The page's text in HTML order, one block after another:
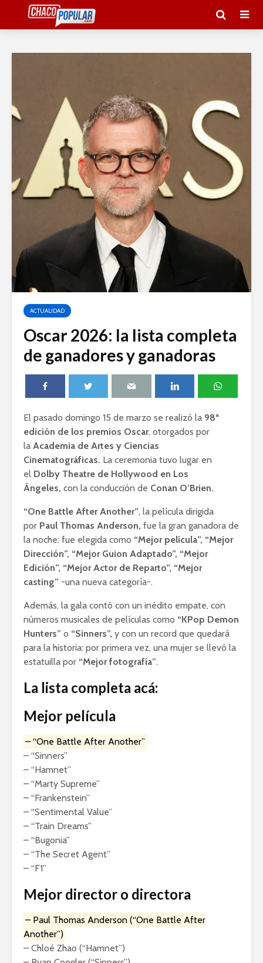
ACTUALIDAD
Oscar 2026: la lista completa
de ganadores y ganadoras
El pasado domingo 15 de marzo se realizó la 98ª
edición de los premios Oscar, otorgados por
la Academia de Artes y Ciencias
Cinematográficas. La ceremonia tuvo lugar en
el Dolby Theatre de Hollywood en Los
Ángeles, con la conducción de Conan O’Brien.
“One Battle After Another”, la película dirigida
por Paul Thomas Anderson, fue la gran ganadora de
la noche: fue elegida como “Mejor película”, “Mejor
Dirección”, “Mejor Guion Adaptado”, “Mejor
Edición”, “Mejor Actor de Reparto”, “Mejor
casting” -una nueva categoría-.
Además, la gala contó con un inédito empate, con
números musicales de películas como “KPop Demon
Hunters” o “Sinners”, y con un record que quedará
para la historia: por primera vez, una mujer se llevó la
estatuilla por “Mejor fotografía”.
La lista completa acá:
Mejor película
– “One Battle After Another”
– “Sinners”
– “Hamnet”
– “Marty Supreme”
– “Frankenstein”
– “Sentimental Value”
– “Train Dreams”
– “Bugonia”
– “The Secret Agent”
– “F1”
Mejor director o directora
– Paul Thomas Anderson (“One Battle After
Another”)
– Chloé Zhao (“Hamnet”)